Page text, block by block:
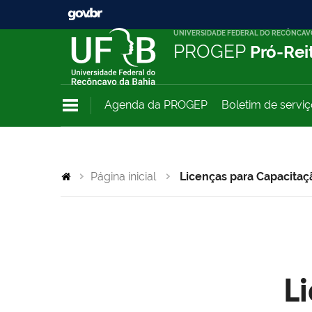
UNIVERSIDADE FEDERAL DO
PROGEP Pró-
Agenda da PROGEP Boletim de
Página inicial Licenças para